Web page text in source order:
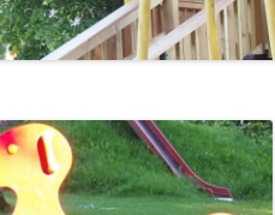
1971 – 1980
1961 – 1970
1900 – 1950
1800 – 1899
STERNSINGER / HEILIGE DREI
KÖNIGE
BILDSTÖCKE